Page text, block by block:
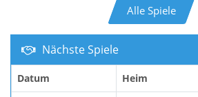
Alle Spiele
Nächste Spiele
Datum Heim